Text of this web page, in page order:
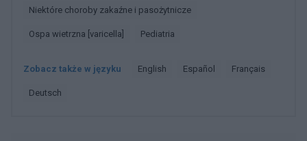
Niektóre choroby zakaźne i pasożytnicze
Ospa wietrzna [varicella] Pediatria
Zobacz także w języku english español français
deutsch